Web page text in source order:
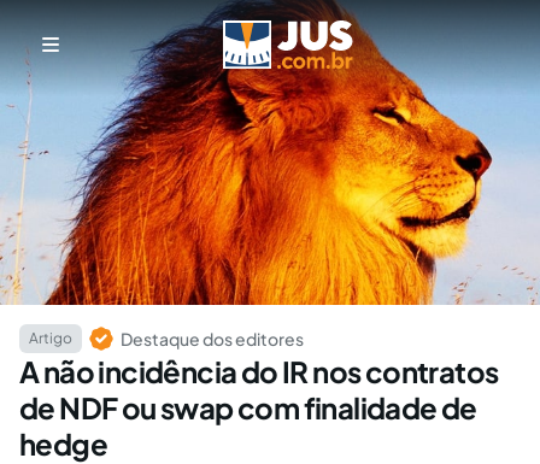
Artigo Destaque dos editores
A não incidência do IR nos contratos
de NDF ou swap com finalidade de
hedge